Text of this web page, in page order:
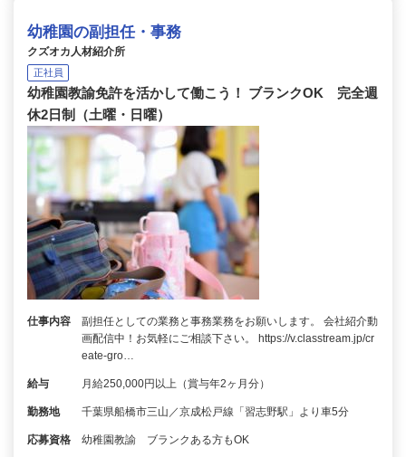
幼稚園の副担任・事務
クズオカ人材紹介所
正社員
幼稚園教諭免許を活かして働こう！ ブランクOK 完全週
休2日制（土曜・日曜）
仕事内容
副担任としての業務と事務業務をお願いします。 会社紹介動
画配信中！お気軽にご相談下さい。 https://v.classtream.jp/cr
eate-gro…
給与 月給250,000円以上（賞与年2ヶ月分）
勤務地 千葉県船橋市三山／京成松戸線「習志野駅」より車5分
応募資格 幼稚園教諭 ブランクある方もOK